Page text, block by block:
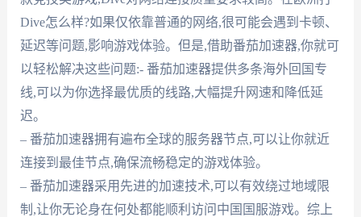
Dive怎么样?如果仅依靠普通的网络,很可能会遇到卡顿、
延迟等问题,影响游戏体验。但是,借助番茄加速器,你就可
以轻松解决这些问题:- 番茄加速器提供多条海外回国专
线,可以为你选择最优质的线路,大幅提升网速和降低延
迟。
– 番茄加速器拥有遍布全球的服务器节点,可以让你就近
连接到最佳节点,确保流畅稳定的游戏体验。
– 番茄加速器采用先进的加速技术,可以有效绕过地域限
制,让你无论身在何处都能顺利访问中国国服游戏。综上